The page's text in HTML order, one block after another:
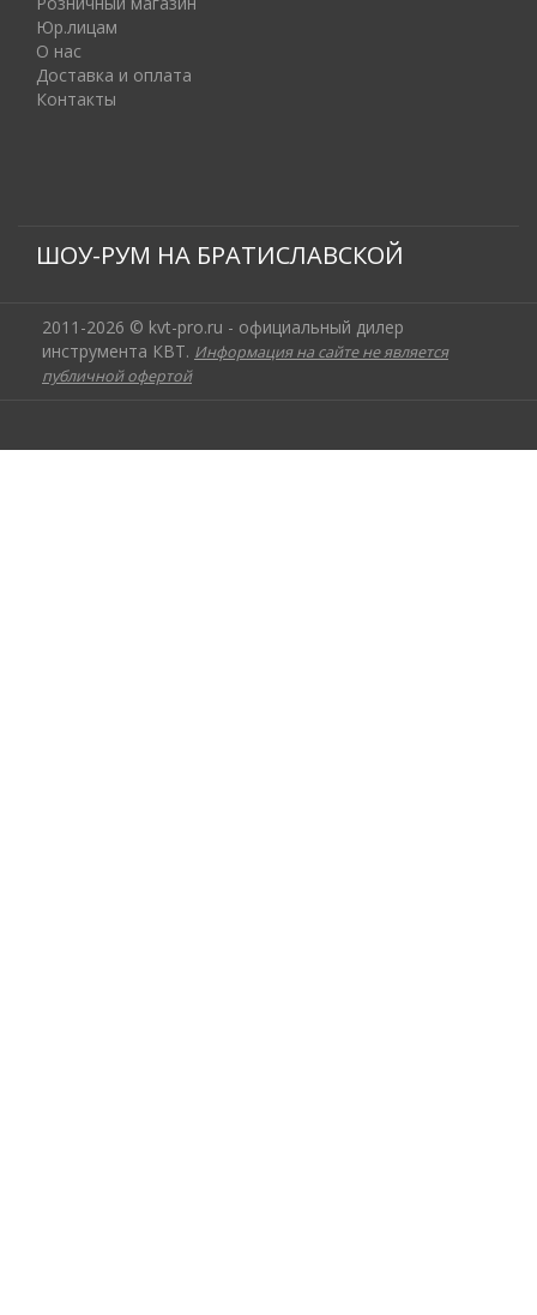
Юр.лицам
О нас
Доставка и оплата
Контакты
ШОУ-РУМ НА БРАТИСЛАВСКОЙ
2011-2026 © kvt-pro.ru - официальный дилер
инструмента КВТ. Информация на сайте не является
публичной офертой